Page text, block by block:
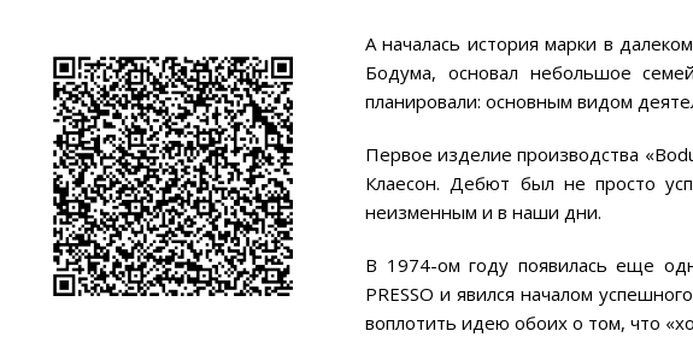
А началась история марки в
Бодума, основал небольшое
планировали: основным видом
Первое изделие производства
Клаесон. Дебют был не просто
неизменным и в наши дни.
В 1974-ом году появилась еще
PRESSO и явился началом
воплотить идею обоих о том, что